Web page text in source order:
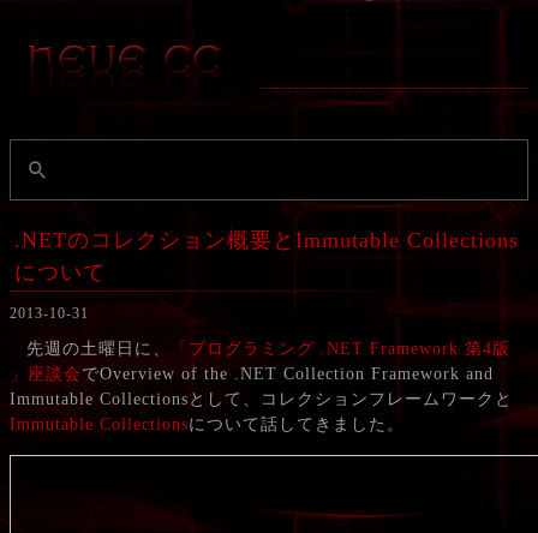
.NETのコレクション概要とImmutable Collections
について
2013-10-31
先週の土曜日に、
「プログラミング .NET Framework 第4版
」座談会 でOverview of the .NET Collection Framework and
Immutable Collectionsとして、コレクションフレームワークと
Immutable Collectionsについて話してきました。